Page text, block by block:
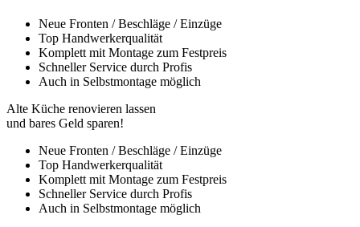
Neue Fronten / Beschläge / Einzüge
Top Handwerkerqualität
Komplett mit Montage zum Festpreis
Schneller Service durch Profis
Auch in Selbstmontage möglich
Alte Küche renovieren lassen
und bares Geld sparen!
Neue Fronten / Beschläge / Einzüge
Top Handwerkerqualität
Komplett mit Montage zum Festpreis
Schneller Service durch Profis
Auch in Selbstmontage möglich